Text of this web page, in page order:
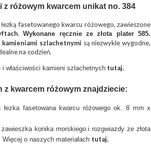
z różowym kwarcem unikat no. 384
łezką fasetowanego kwarcu różowego, zawieszone
.Wykonane ręcznie ze złota plater 585.
szlachetnymi są niezwykle wygodne,
na codzień.
właściwości kamieni szlachetnych tutaj.
z kwarcem różowym znajdziecie:
łezka fasetowana kwarcu różowego ok. 8 mm x
zawieszka konika morskiego i rozgwiazdy ze złota
Więcej o naszych materiałach tutaj.